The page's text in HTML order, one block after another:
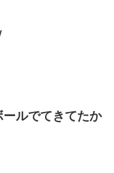
ルでてきてたか